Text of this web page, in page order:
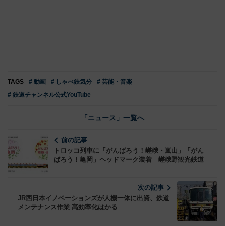
TAGS # 動画 # しゃべ鉄気分
# 芸能・音楽
# 鉄道チャンネル公式YouTube
「ニュース」一覧へ
前の記事
トロッコ列車に「がんばろう！嵯峨・嵐山」「がん
ばろう！亀岡」ヘッドマーク装着 嵯峨野観光鉄道
次の記事
JR西日本イノベーションズが人機一体に出資、鉄道
メンテナンス作業 高効率化はかる